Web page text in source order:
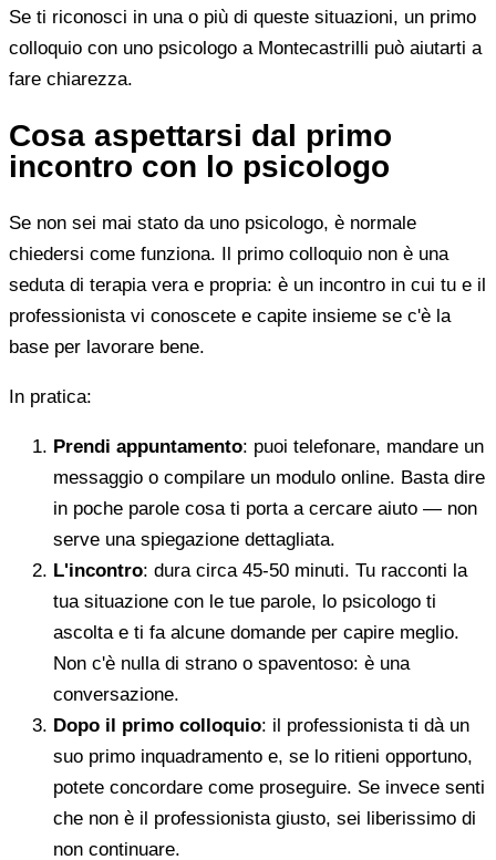
Se ti riconosci in una o più di queste situazioni, un primo
colloquio con uno psicologo a Montecastrilli può aiutarti a
fare chiarezza.
Cosa aspettarsi dal primo
incontro con lo psicologo
Se non sei mai stato da uno psicologo, è normale
chiedersi come funziona. Il primo colloquio non è una
seduta di terapia vera e propria: è un incontro in cui tu e il
professionista vi conoscete e capite insieme se c'è la
base per lavorare bene.
In pratica:
Prendi appuntamento: puoi telefonare, mandare un
messaggio o compilare un modulo online. Basta dire
in poche parole cosa ti porta a cercare aiuto — non
serve una spiegazione dettagliata.
L'incontro: dura circa 45-50 minuti. Tu racconti la
tua situazione con le tue parole, lo psicologo ti
ascolta e ti fa alcune domande per capire meglio.
Non c'è nulla di strano o spaventoso: è una
conversazione.
Dopo il primo colloquio: il professionista ti dà un
suo primo inquadramento e, se lo ritieni opportuno,
potete concordare come proseguire. Se invece senti
che non è il professionista giusto, sei liberissimo di
non continuare.